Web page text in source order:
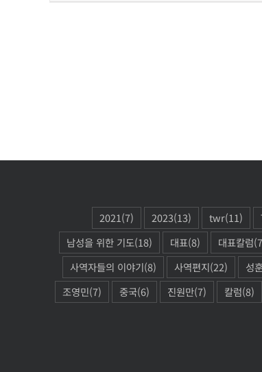
2021(7) 2023(13) twr(11)
남성을 위한 기도(18) 대표(8) 대표칼럼
사역자들의 이야기(8) 사역편지(22) 성
조영민(7) 중국(6) 진원만(7) 칼럼(8)